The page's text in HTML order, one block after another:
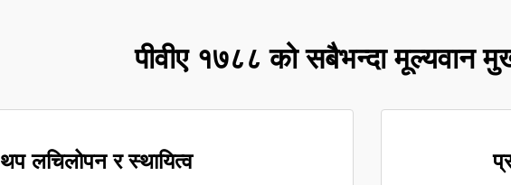
पीवीए १७८८ को सबैभन्दा मूल्यवान
थप लचिलोपन र स्थायित्व